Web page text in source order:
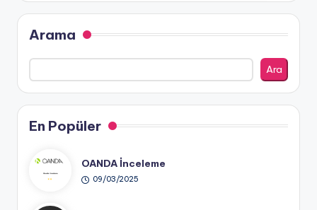
Arama
Ara
En Popüler
OANDA İnceleme
09/03/2025